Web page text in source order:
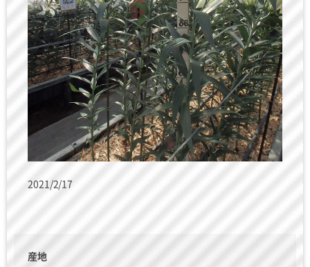
2021/2/17
産地